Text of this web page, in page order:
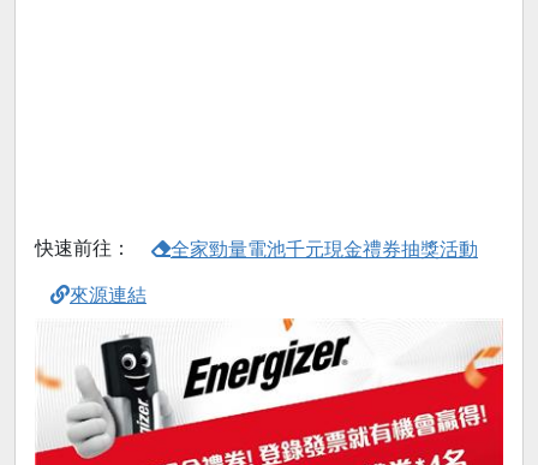
快速前往： 全家勁量電池千元現金禮券抽獎活動
來源連結